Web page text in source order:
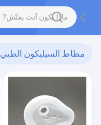
مطاط السيليكون الطبي